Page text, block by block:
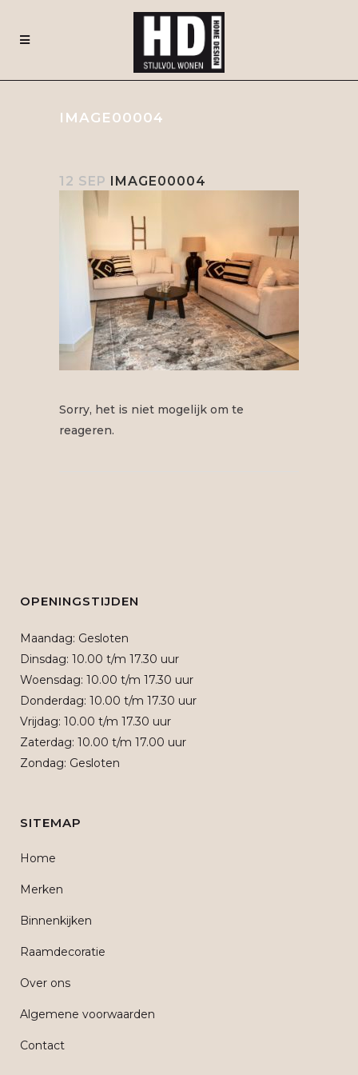
IMAGE00004
12 SEP IMAGE00004
Sorry, het is niet mogelijk om te
reageren.
OPENINGSTIJDEN
Maandag: Gesloten
Dinsdag: 10.00 t/m 17.30 uur
Woensdag: 10.00 t/m 17.30 uur
Donderdag: 10.00 t/m 17.30 uur
Vrijdag: 10.00 t/m 17.30 uur
Zaterdag: 10.00 t/m 17.00 uur
Zondag: Gesloten
SITEMAP
Home
Merken
Binnenkijken
Raamdecoratie
Over ons
Algemene voorwaarden
Contact